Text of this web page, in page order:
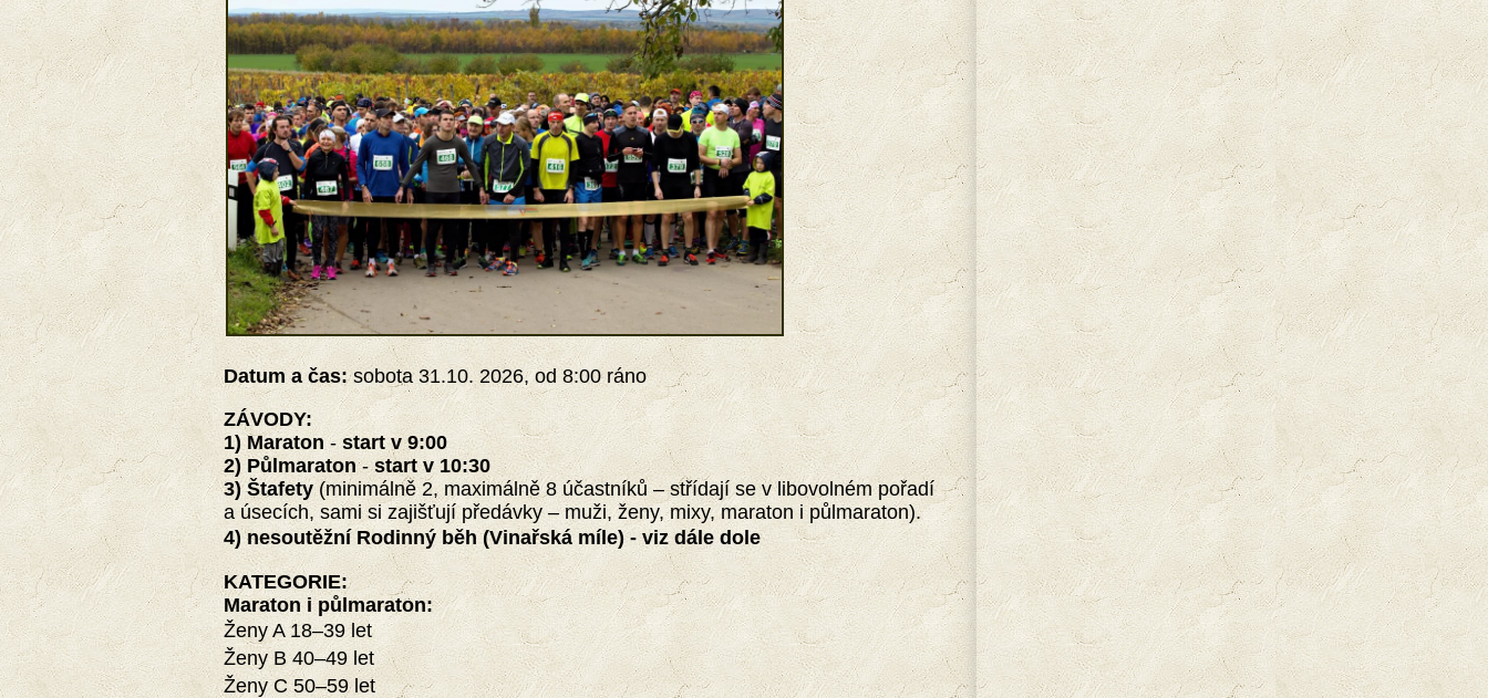
Datum a čas:sobota 31.10. 2026, od 8:00 ráno
ZÁVODY:
1) Maraton-start v 9:00
2) Půlmaraton-start v 10:30
3) Štafety(minimálně 2, maximálně 8 účastníků – střídají se v libovolném pořadí
a úsecích, sami si zajišťují předávky – muži, ženy, mixy, maraton i půlmaraton).
4) nesoutěžní Rodinný běh (Vinařská míle) - viz dále dole
KATEGORIE:
Maraton i půlmaraton:
Ženy A 18–39 let
Ženy B 40–49 let
Ženy C 50–59 let